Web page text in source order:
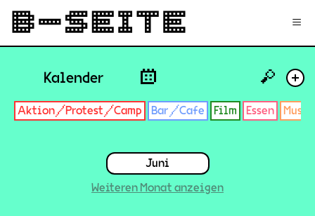
≡
Kalender +
🔎
Aktion/Protest/Camp Bar/Cafe Film Essen
Juni
Weiteren Monat anzeigen